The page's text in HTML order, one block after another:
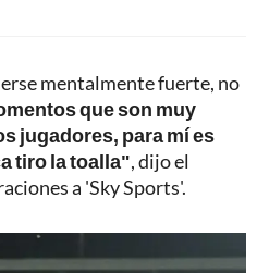
mentalmente fuerte, no
que son muy
jugadores, para mí es
tiro la toalla", dijo el
a 'Sky Sports'.